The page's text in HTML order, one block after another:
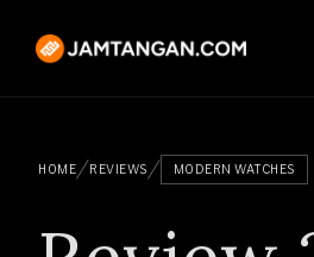
HOME REVIEWS MODERN WATCHES